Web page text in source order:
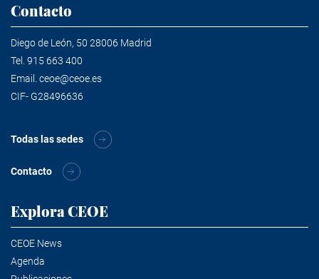
Contacto
Diego de León, 50 28006 Madrid
Tel. 915 663 400
Email. ceoe@ceoe.es
CIF- G28496636
Todas las sedes
Contacto
Explora CEOE
CEOE News
Agenda